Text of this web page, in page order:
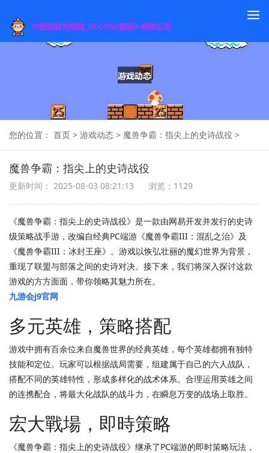
您的位置： 首页 > 游戏动态 > 魔兽争霸：指尖上的史诗战役 >
魔兽争霸：指尖上的史诗战役
更新时间： 2025-08-03 08:21:13 浏览：1129
《魔兽争霸：指尖上的史诗战役》是一款由网易开发并发行的史诗
级策略战手游，改编自经典PC端游《魔兽争霸III：混乱之治》及
《魔兽争霸III：冰封王座》。游戏以恢弘壮丽的魔幻世界为背景，
重现了联盟与部落之间的史诗对决。接下来，我们将深入探讨这款
游戏的方方面面，带你领略其魅力所在。
九游会j9官网
多元英雄，策略搭配
游戏中拥有百余位来自魔兽世界的经典英雄，每个英雄都拥有独特
技能和定位。玩家可以根据战局需要，组建属于自己的六人战队，
搭配不同的英雄特性，形成多样化的战术体系。合理运用英雄之间
的连携配合，将最大化战队的战斗力，在瞬息万变的战场上取胜。
宏大戰場，即時策略
《魔兽争霸：指尖上的史诗战役》继承了PC端游的即时策略玩法，